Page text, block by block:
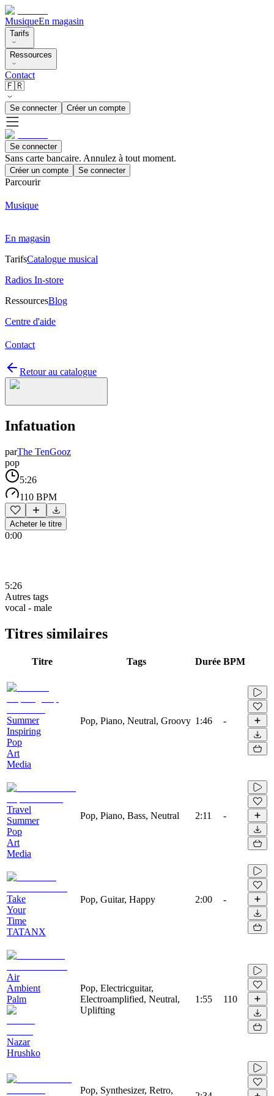
MusiqueEn magasin
Tarifs
Ressources
Contact
🇫🇷
Se connecter Créer un compte
Se connecter
Sans carte bancaire. Annulez à tout moment.
Créer un compte Se connecter
Parcourir
Musique
En magasin
TarifsCatalogue musical
Radios In-store
RessourcesBlog
Centre d'aide
Contact
Retour au catalogue
Infatuation
parThe TenGooz
pop
5:26
110 BPM
Acheter le titre
0:00
5:26
Autres tags
vocal - male
Titres similaires
Titre Tags Durée BPM
Summer
Inspiring
Pop
Art
Media
Pop, Piano, Neutral, Groovy 1:46 -
Travel
Summer
Pop
Art
Media
Pop, Piano, Bass, Neutral 2:11 -
Take
Your
Time
TATANX
Pop, Guitar, Happy 2:00 -
Air
Ambient
Palm
Nazar
Hrushko
Pop, Electricguitar,
Electroamplified, Neutral,
Uplifting
1:55 110
Pop, Synthesizer, Retro,